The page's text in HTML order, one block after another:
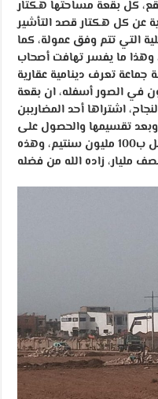
كل بقعة مساحتها هكتار
عن كل هكتار قصد التأشير
التي تتم وفق عمولة، كما
ما يفسر تهافت أصحاب
في الصور أسفله، ان بقعة
اشتراها أحد المضارببن
للهكتار، وبعد تقسيمها والحصول على
شواهد إدارية باع الهكتار على الأقل ب100 مليون سنتيم، وهذه